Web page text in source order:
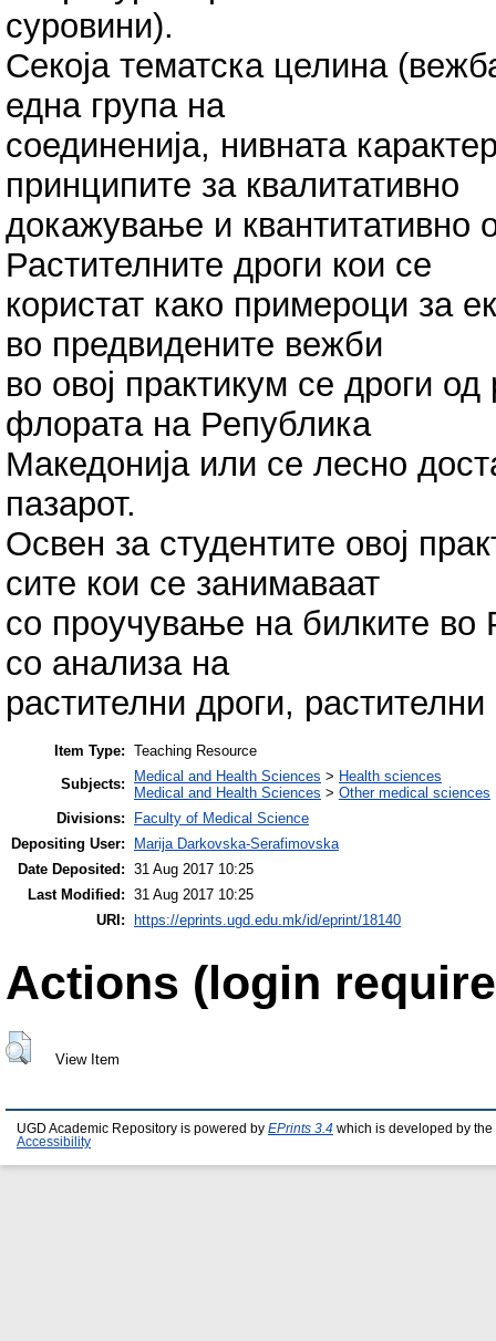
суровини).
Секоја тематска целина
една група на
соединенија, нивната
принципите за квалитативно
докажување и квантитативно
Растителните дроги кои се
користат како примероци за
во предвидените вежби
во овој практикум се дроги
флората на Република
Македонија или се лесно
пазарот.
Освен за студентите овој
сите кои се занимаваат
со проучување на билките во
со анализа на
растителни дроги,
Item Type: Teaching Resource
Subjects:
Medical and Health Sciences > Health sciences
Medical and Health Sciences > Other medical sciences
Divisions:
Faculty of Medical Science
Depositing User:
Marija Darkovska-Serafimovska
Date Deposited: 31 Aug 2017 10:25
Last Modified: 31 Aug 2017 10:25
URI:
https://eprints.ugd.edu.mk/id/eprint/18140
Actions (login
View Item
UGD Academic Repository is powered by EPrints 3.4 which is developed by the
Accessibility